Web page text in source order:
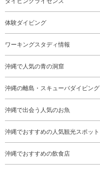
体験ダイビング
ワーキングスタディ情報
沖縄で人気の青の洞窟
沖縄の離島・スキューバダイビング
沖縄で出会う人気のお魚
沖縄でおすすめの人気観光スポット
沖縄でおすすめの飲食店